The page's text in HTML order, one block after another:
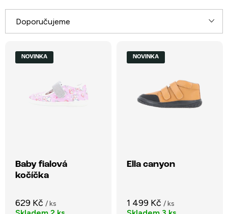
a
Doporučujeme
Nejprodávanější
NOVINKA
Baby fialová
kočíčka
629 Kč / ks
NOVINKA
Ella canyon
1 499 Kč / ks